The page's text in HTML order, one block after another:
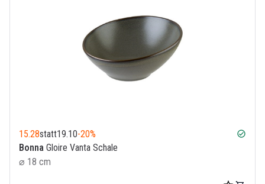
statt19.10
15.28 -20% check_circle
Bonna Gloire Vanta Schale
⌀ 18 cm